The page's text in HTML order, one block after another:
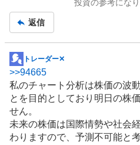
売
た
い
0
%
、
強
く
売
事
投資の参考にな
返信
掲
示
板
記
事
トレーダー✕
>>94665
私のチャート分析は株価の波
とを目的としており明日の株
せん。
未来の株価は国際情勢や社会
わりますので、予測不可能と